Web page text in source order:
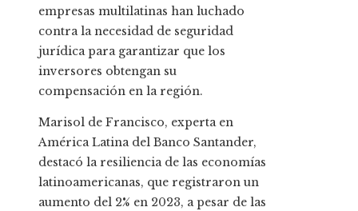
empresas multilatinas han luchado
contra la necesidad de seguridad
jurídica para garantizar que los
inversores obtengan su
compensación en la región.
Marisol de Francisco, experta en
América Latina del Banco Santander,
destacó la resiliencia de las economías
latinoamericanas, que registraron un
aumento del 2% en 2023, a pesar de las